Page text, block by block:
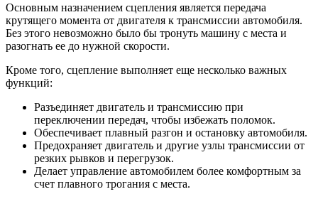
Основным назначением сцепления является передача
крутящего момента от двигателя к трансмиссии автомобиля.
Без этого невозможно было бы тронуть машину с места и
разогнать ее до нужной скорости.
Кроме того, сцепление выполняет еще несколько важных
функций:
Разъединяет двигатель и трансмиссию при
переключении передач, чтобы избежать поломок.
Обеспечивает плавный разгон и остановку автомобиля.
Предохраняет двигатель и другие узлы трансмиссии от
резких рывков и перегрузок.
Делает управление автомобилем более комфортным за
счет плавного трогания с места.